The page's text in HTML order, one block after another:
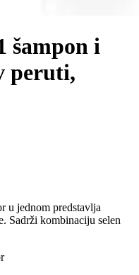
šampon i
peruti,
u jednom predstavlja
Sadrži kombinaciju selen